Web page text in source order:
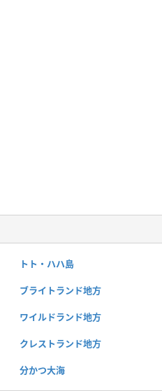
トト・ハハ島
ブライトランド地方
ワイルドランド地方
クレストランド地方
分かつ大海